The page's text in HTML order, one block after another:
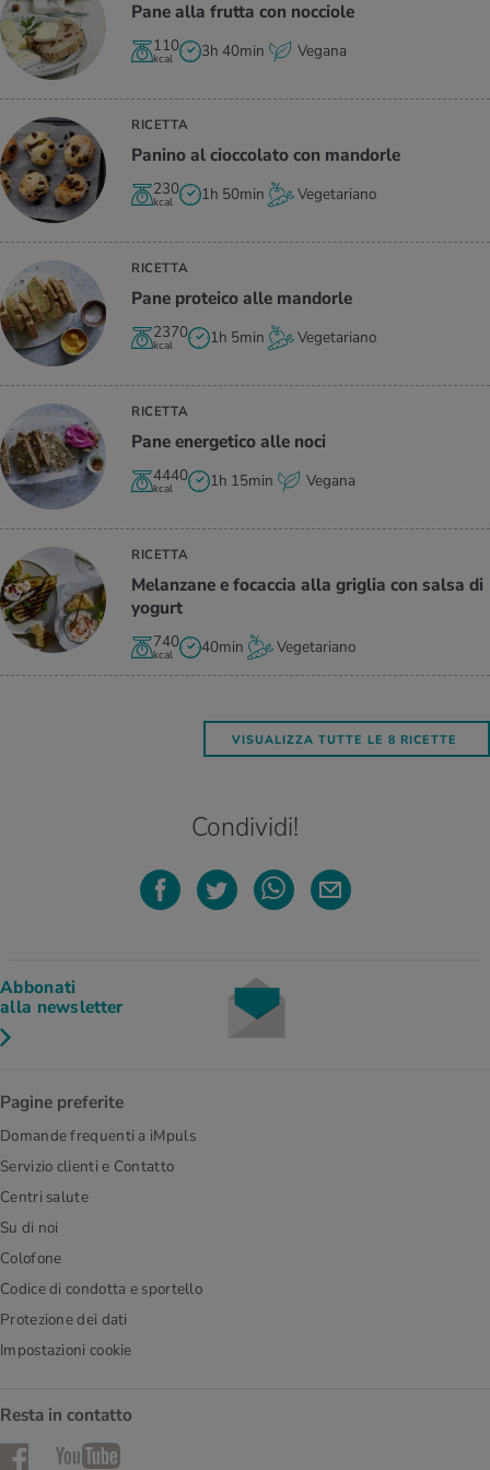
Pane alla frut­ta con noc­cio­le
110
kcal 3h 40min Vegana
RICETTA
Pa­ni­no al cioc­co­la­to con man­dor­le
230
kcal 1h 50min Vegetariano
RICETTA
Pane pro­tei­co alle man­dor­le
2370
kcal 1h 5min Vegetariano
RICETTA
Pane ener­ge­ti­co alle noci
4440
kcal 1h 15min Vegana
RICETTA
Me­lan­za­ne e fo­cac­cia alla gri­glia con salsa di
yo­gurt
740
kcal 40min Vegetariano
VISUALIZZA TUTTE LE 8 RICETTE
Condividi!
Abbonati
alla newsletter
Pagine preferite
Domande frequenti a iMpuls
Servizio clienti e Contatto
Centri salute
Su di noi
Colofone
Codice di condotta e sportello
Protezione dei dati
Impostazioni cookie
Resta in contatto
FacebookYouTube